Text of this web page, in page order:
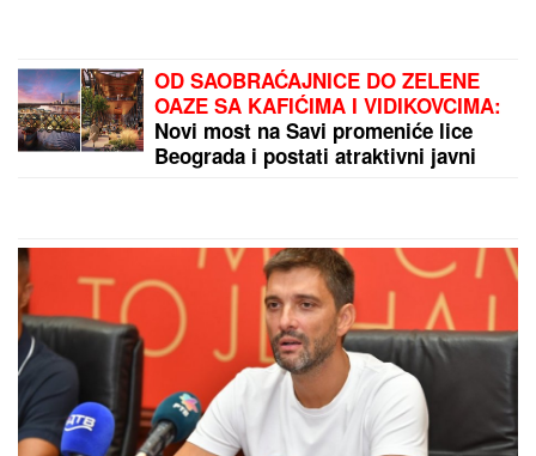
TEA TAIROVIĆ SA MUŽEM
u Crnoj Gori